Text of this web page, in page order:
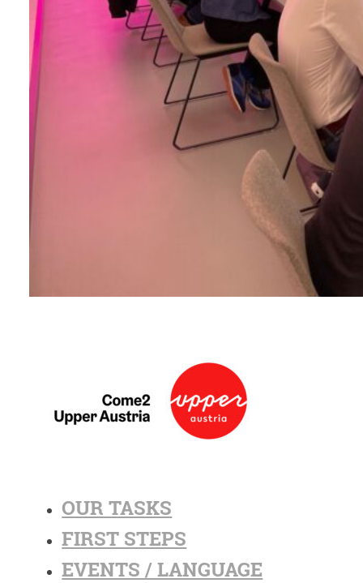
OUR TASKS
FIRST STEPS
EVENTS / LANGUAGE